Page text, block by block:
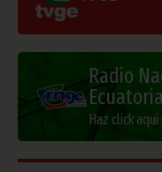
Radio
Haz click